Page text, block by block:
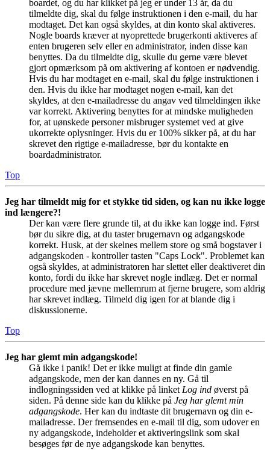
boardet, og du har klikket på jeg er under 13 år, da du
tilmeldte dig, skal du følge instruktionen i den e-mail, du har
modtaget. Det kan også skyldes, at din konto skal aktiveres.
Nogle boards kræver at nyoprettede brugerkonti aktiveres af
enten brugeren selv eller en administrator, inden disse kan
benyttes. Da du tilmeldte dig, skulle du gerne være blevet
gjort opmærksom på om aktivering af kontoen er nødvendig.
Hvis du har modtaget en e-mail, skal du følge instruktionen i
den. Hvis du ikke har modtaget nogen e-mail, kan det
skyldes, at den e-mailadresse du angav ved tilmeldingen ikke
var korrekt. Aktivering benyttes for at mindske muligheden
for, at uønskede personer misbruger systemet ved at give
ukorrekte oplysninger. Hvis du er 100% sikker på, at du har
skrevet den rigtige e-mailadresse, bør du kontakte en
boardadministrator.
Top
Jeg har tilmeldt mig for et stykke tid siden, og kan nu ikke logge
ind længere?!
Der kan være flere grunde til, at du ikke kan logge ind. Først
bør du sikre dig, at du taster brugernavn og adgangskode
korrekt. Husk, at der skelnes mellem store og små bogstaver i
adgangskoden - kontroller tasten "Caps Lock". Problemet kan
også skyldes, at administratoren har slettet eller deaktiveret din
konto, fordi du ikke har skrevet nogle indlæg. Det er normal
procedure med jævne mellemrum at fjerne brugere, som aldrig
har skrevet indlæg. Tilmeld dig igen for at blande dig i
diskussionerne.
Top
Jeg har glemt min adgangskode!
Gå ikke i panik! Det er ikke muligt at finde din gamle
adgangskode, men der kan dannes en ny. Gå til
indlogningssiden ved at klikke på linket Log ind øverst på
siden. På denne side kan du klikke på Jeg har glemt min
adgangskode. Her kan du indtaste dit brugernavn og din e-
mailadresse. Der fremsendes en e-mail til dig, som udover en
ny adgangskode, indeholder et aktiveringslink som skal
besøges før de nye adgangskode kan benyttes.